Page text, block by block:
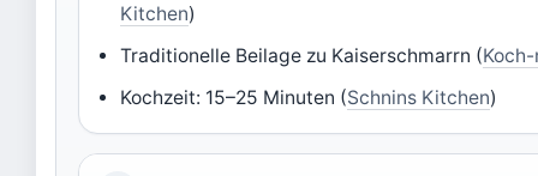
Kitchen)
Traditionelle Beilage zu Kaiserschmarrn (
Kochzeit: 15–25 Minuten (Schnins Kitchen)